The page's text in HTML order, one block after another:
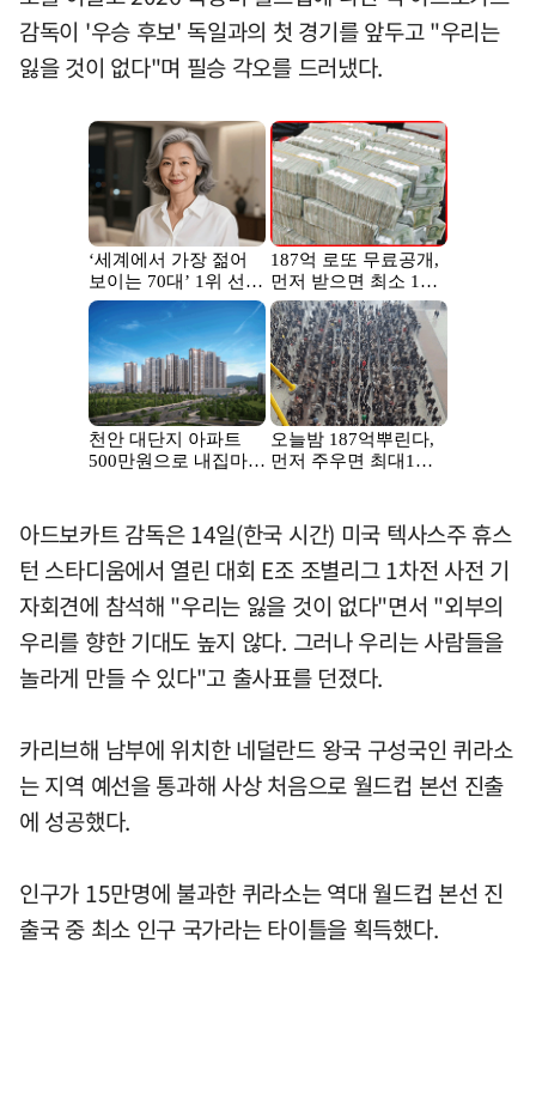
감독이 '우승 후보' 독일과의 첫 경기를 앞두고 "우리는
잃을 것이 없다"며 필승 각오를 드러냈다.
아드보카트 감독은 14일(한국 시간) 미국 텍사스주 휴스
턴 스타디움에서 열린 대회 E조 조별리그 1차전 사전 기
자회견에 참석해 "우리는 잃을 것이 없다"면서 "외부의
우리를 향한 기대도 높지 않다. 그러나 우리는 사람들을
놀라게 만들 수 있다"고 출사표를 던졌다.
카리브해 남부에 위치한 네덜란드 왕국 구성국인 퀴라소
는 지역 예선을 통과해 사상 처음으로 월드컵 본선 진출
에 성공했다.
인구가 15만명에 불과한 퀴라소는 역대 월드컵 본선 진
출국 중 최소 인구 국가라는 타이틀을 획득했다.